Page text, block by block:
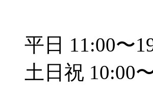
平日 11:00〜
土日祝 10:00